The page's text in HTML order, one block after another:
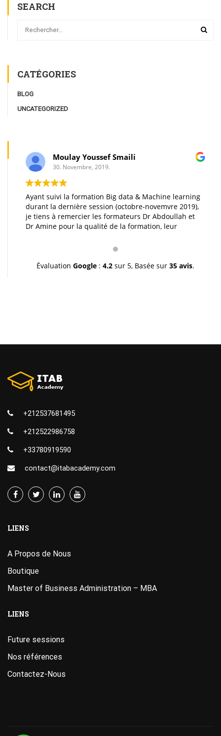
SEARCH
CATÉGORIES
BLOG
UNCATEGORIZED
Moulay Youssef Smaili
30. Novembre, 2019.
Ayant suivi la formation Big data & Machine learning
durant la dernière session (octobre-novemvre 2019),
je tiens à remercier les formateurs Dr Abdoullah et
Dr Amine pour la qualité de la formation, leur
très bonne continuation et à très bientôt inchallah.
Évaluation Google : 4.2 sur 5, Basée sur 35 avis.
+212537681495
+212522986758
+33780919590
contact@itabacademy.com
LIENS
A Propos de Nous
Boutique
Master of Business Administration – MBA
LIENS
Future sessions
Nos références
Contactez-Nous